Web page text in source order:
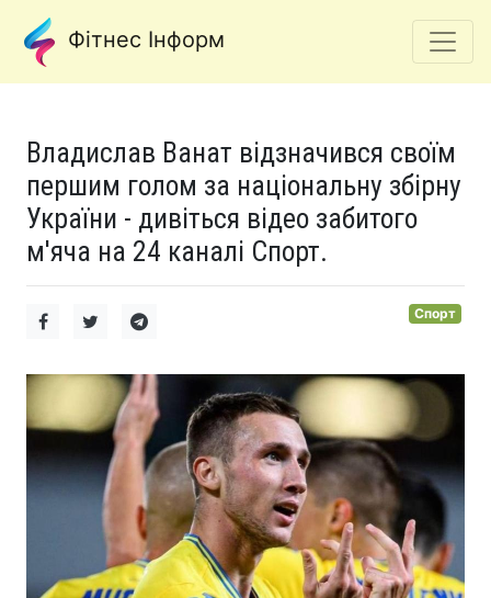
Фітнес Інформ
Владислав Ванат відзначився своїм
першим голом за національну збірну
України - дивіться відео забитого
м'яча на 24 каналі Спорт.
Спорт